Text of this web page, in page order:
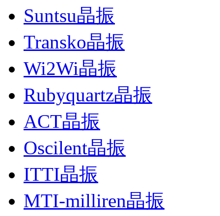
Suntsu晶振
Transko晶振
Wi2Wi晶振
Rubyquartz晶振
ACT晶振
Oscilent晶振
ITTI晶振
MTI-milliren晶振